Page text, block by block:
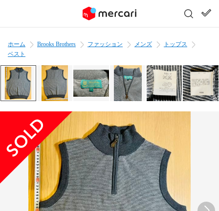
ホーム Brooks Brothers ファッション メンズ
トップス
ベスト